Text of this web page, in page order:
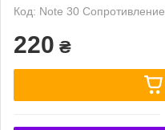
Код: Note 30 Сопротивление
220 ₴